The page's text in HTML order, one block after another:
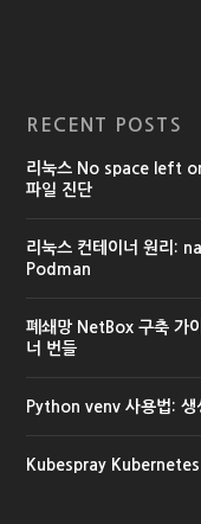
RECENT POSTS
리눅스 No space left
파일 진단
리눅스 컨테이너 원리:
Podman
폐쇄망 NetBox 구축 가
너 번들
Python venv 사용법: 생
Kubespray Kubernetes